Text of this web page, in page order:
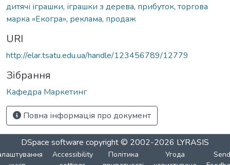
дитячі іграшки, іграшки з дерева, прибуток, торгова
марка «Екогра», реклама, продаж
URI
http://elar.tsatu.edu.ua/handle/123456789/12779
Зібрання
Кафедра Маркетинг
Повна інформація про документ
DSpace software copyright © 2002-2026 LYRASIS
Accessibility
Політика
Угода
Send